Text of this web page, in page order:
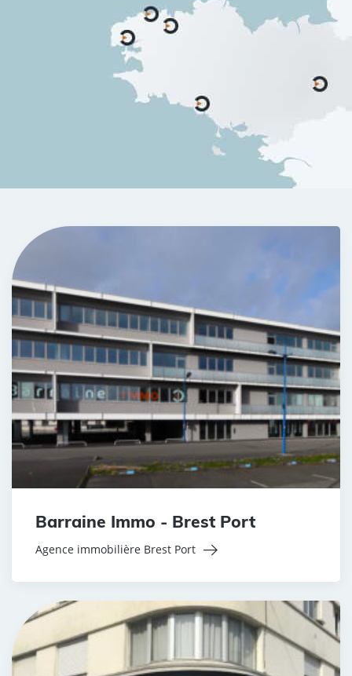
Barraine Immo - Brest Port
Agence immobilière Brest Port